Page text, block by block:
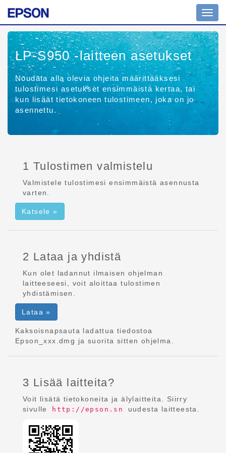
LP-S950-laitteen asetukset
Noudata alla olevia ohjeita määrittääksesi
tulostimesi asetukset ensimmäistä kertaa, tai
kun lisäät tietokoneen tulostimeen, joka on jo
asennettu.
1 Tulostimen valmistelu
Valmistele tulostimesi ensimmäistä asennusta
varten.
Katsele »
2 Lataa ja yhdistä
Kun olet ladannut ilmaisen ohjelman
laitteeseesi, voit aloittaa tulostimen
yhdistämisen.
Lataa »
Kaksoisnapsauta ladattua tiedostoa
Epson_xxx.dmg ja suorita sitten ohjelma.
3 Lisää laitteita?
Voit lisätä tietokoneita ja älylaitteita. Siirry
sivulle
http://epson.sn uudesta laitteesta.